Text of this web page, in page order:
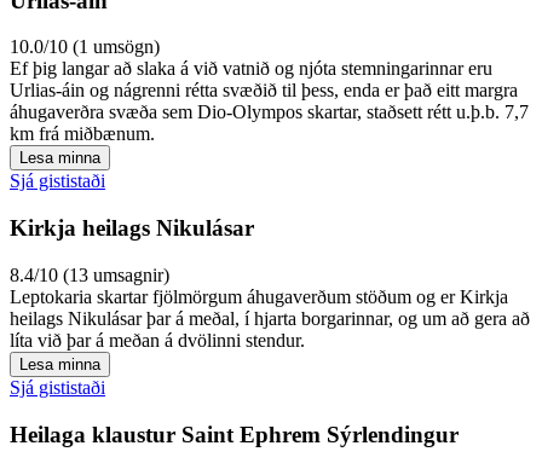
10.0/10 (1 umsögn)
Ef þig langar að slaka á við vatnið og njóta stemningarinnar eru
Urlias-áin og nágrenni rétta svæðið til þess, enda er það eitt margra
áhugaverðra svæða sem Dio-Olympos skartar, staðsett rétt u.þ.b. 7,7
km frá miðbænum.
Lesa minna
Sjá gististaði
Kirkja heilags Nikulásar
8.4/10 (13 umsagnir)
Leptokaria skartar fjölmörgum áhugaverðum stöðum og er Kirkja
heilags Nikulásar þar á meðal, í hjarta borgarinnar, og um að gera að
líta við þar á meðan á dvölinni stendur.
Lesa minna
Sjá gististaði
Heilaga klaustur Saint Ephrem Sýrlendingur